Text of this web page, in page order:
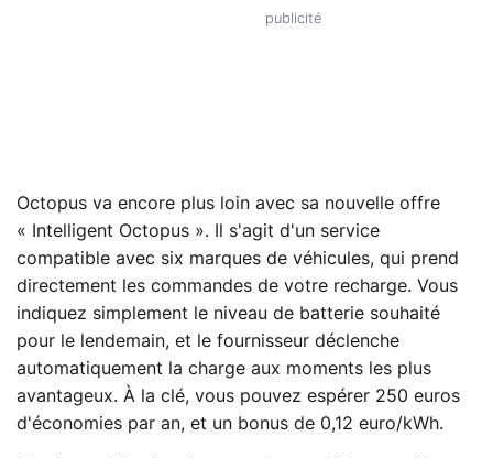
Octopus va encore plus loin avec sa nouvelle offre
« Intelligent Octopus ». Il s'agit d'un service
compatible avec six marques de véhicules, qui prend
directement les commandes de votre recharge. Vous
indiquez simplement le niveau de batterie souhaité
pour le lendemain, et le fournisseur déclenche
automatiquement la charge aux moments les plus
avantageux. À la clé, vous pouvez espérer 250 euros
d'économies par an, et un bonus de 0,12 euro/kWh.